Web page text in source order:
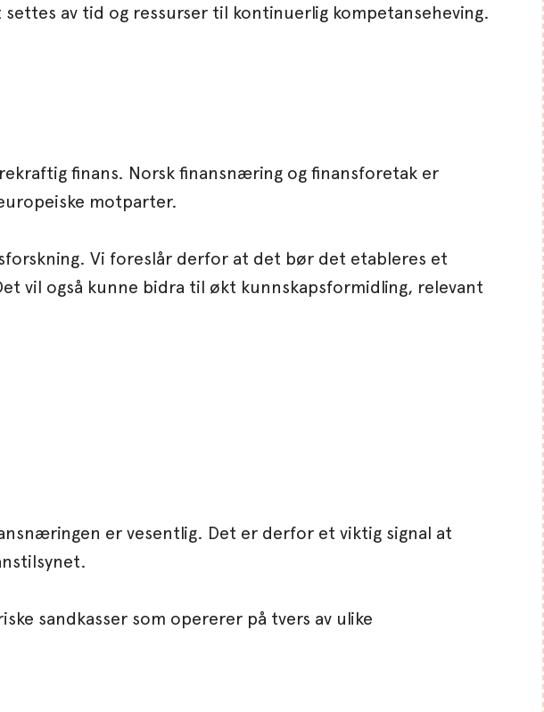
av tid og ressurser til kontinuerlig kompetanseheving.
finans. Norsk finansnæring og finansforetak er
motparter.
Vi foreslår derfor at det bør det etableres et
vil også kunne bidra til økt kunnskapsformidling, relevant
er vesentlig. Det er derfor et viktig signal at
sandkasser som opererer på tvers av ulike